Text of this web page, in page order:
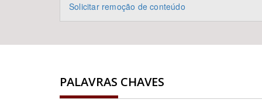
Solicitar remoção de conteúdo
PALAVRAS CHAVES